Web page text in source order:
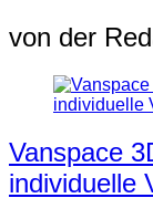
von der
Vanspace
individuelle